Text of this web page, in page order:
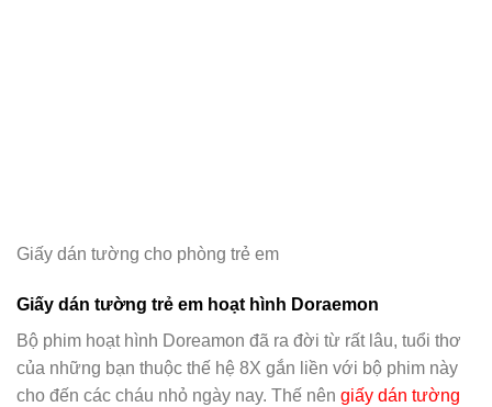
Giấy dán tường cho phòng trẻ em
Giấy dán tường trẻ em hoạt hình Doraemon
Bộ phim hoạt hình Doreamon đã ra đời từ rất lâu, tuổi thơ
của những bạn thuộc thế hệ 8X gắn liền với bộ phim này
cho đến các cháu nhỏ ngày nay. Thế nên giấy dán tường